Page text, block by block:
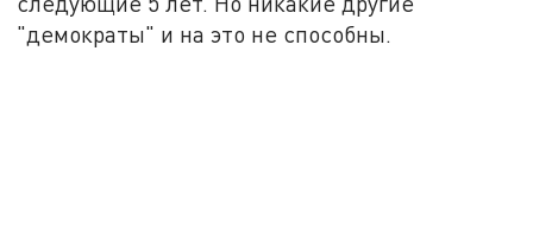
"демократы" и на это не способны.